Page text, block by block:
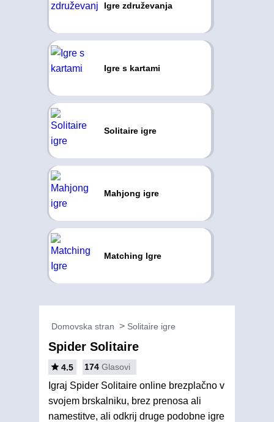
Igre združevanja
Igre s kartami
Solitaire igre
Mahjong igre
Matching Igre
Domovska stran Solitaire igre
Spider Solitaire
4.5 174 Glasovi
Igraj Spider Solitaire online brezplačno v
svojem brskalniku, brez prenosa ali
namestitve, ali odkrij druge podobne igre